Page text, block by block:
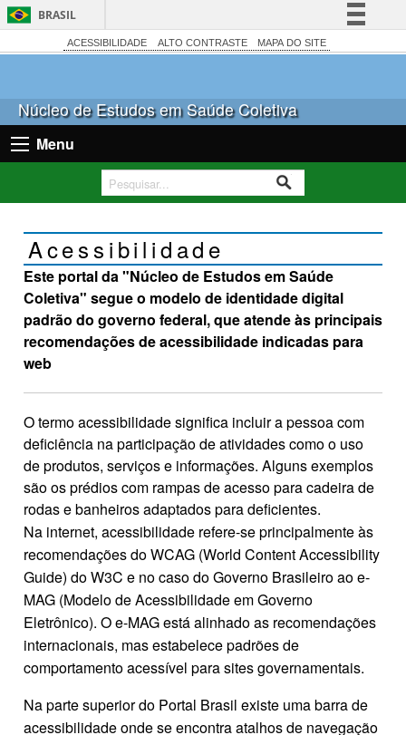
BRASIL
Simplifique!
Acesso à informação
Canais
ACESSIBILIDADE ALTO CONTRASTE MAPA DO SITE
Núcleo de Estudos em Saúde Coletiva
Menu
Acessibilidade
Este portal da "Núcleo de Estudos em Saúde
Coletiva" segue o modelo de identidade digital
padrão do governo federal, que atende às principais
recomendações de acessibilidade indicadas para
web
O termo acessibilidade significa incluir a pessoa com
deficiência na participação de atividades como o uso
de produtos, serviços e informações. Alguns exemplos
são os prédios com rampas de acesso para cadeira de
rodas e banheiros adaptados para deficientes.
Na internet, acessibilidade refere-se principalmente às
recomendações do WCAG (World Content Accessibility
Guide) do W3C e no caso do Governo Brasileiro ao e-
MAG (Modelo de Acessibilidade em Governo
Eletrônico). O e-MAG está alinhado as recomendações
internacionais, mas estabelece padrões de
comportamento acessível para sites governamentais.
Na parte superior do Portal Brasil existe uma barra de
acessibilidade onde se encontra atalhos de navegação